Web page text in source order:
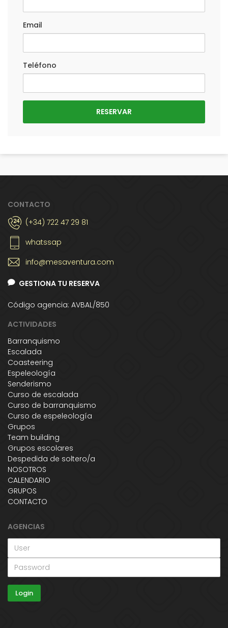
Email
Teléfono
CONTACTO
(+34) 722 47 29 81
whatssap
info@mesaventura.com
GESTIONA TU RESERVA
Código agencia: AVBAL/850
ACTIVIDADES
Barranquismo
Escalada
Coasteering
Espeleología
Senderismo
Curso de escalada
Curso de barranquismo
Curso de espeleología
Grupos
Team building
Grupos escolares
Despedida de soltero/a
NOSOTROS
CALENDARIO
GRUPOS
CONTACTO
AGENCIAS